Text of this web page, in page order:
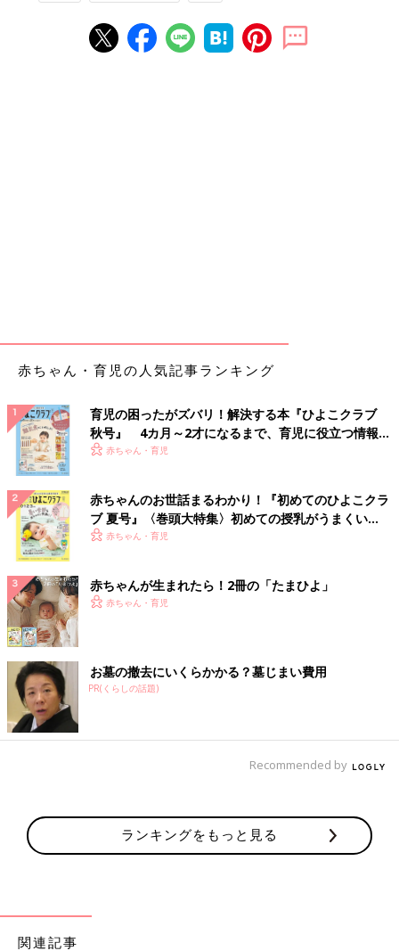
赤ちゃん・育児の人気記事ランキング
育児の困ったがズバリ！解決する本『ひよこクラブ
秋号』 4カ月～2才になるまで、育児に役立つ情報が
いっぱい！
赤ちゃん・育児
赤ちゃんのお世話まるわかり！『初めてのひよこクラ
ブ 夏号』〈巻頭大特集〉初めての授乳がうまくい
く！ おっぱい・ミルクの基本と夏のトラブル 解決テ
赤ちゃん・育児
赤ちゃんが生まれたら！2冊の「たまひよ」
赤ちゃん・育児
お墓の撤去にいくらかかる？墓じまい費用
PR(くらしの話題)
Recommended by
ランキングをもっと見る
関連記事